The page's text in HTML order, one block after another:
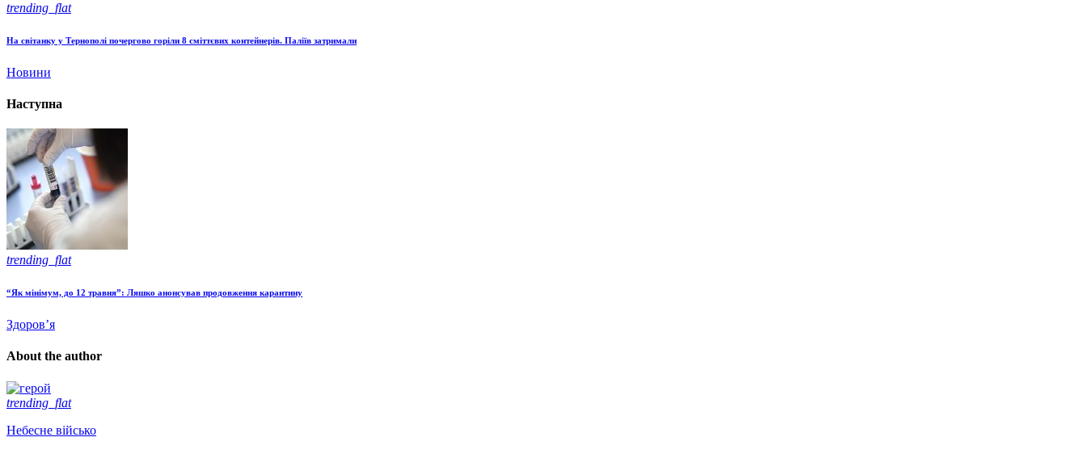
trending_flat
На світанку у Тернополі почергово горіли 8 сміттєвих контейнерів. Паліїв затримали
Новини
Наступна
trending_flat
“Як мінімум, до 12 травня”: Ляшко анонсував продовження карантину
Здоров’я
About the author
trending_flat
Небесне військо